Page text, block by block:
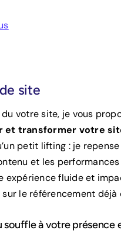
site
votre site, je vous
et transformer votre
petit lifting : je repense
et les
expérience fluide et
le référencement déjà
souffle à votre présence